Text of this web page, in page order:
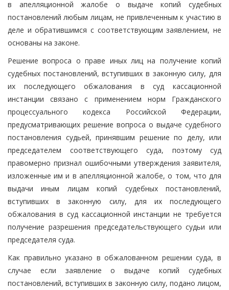
в апелляционной жалобе о выдаче копий судебных
постановлений любым лицам, не привлеченным к участию в
деле и обратившимся с соответствующим заявлением, не
основаны на законе.
Решение вопроса о праве иных лиц на получение копий
судебных постановлений, вступивших в законную силу, для
их последующего обжалования в суд кассационной
инстанции связано с применением норм Гражданского
процессуального кодекса Российской Федерации,
предусматривающих решение вопроса о выдаче судебного
постановления судьей, принявшим решение по делу, или
председателем соответствующего суда, поэтому суд
правомерно признал ошибочными утверждения заявителя,
изложенные им и в апелляционной жалобе, о том, что для
выдачи иным лицам копий судебных постановлений,
вступивших в законную силу, для их последующего
обжалования в суд кассационной инстанции не требуется
получение разрешения председательствующего судьи или
председателя суда.
Как правильно указано в обжалованном решении суда, в
случае если заявление о выдаче копий судебных
постановлений, вступивших в законную силу, подано лицом,